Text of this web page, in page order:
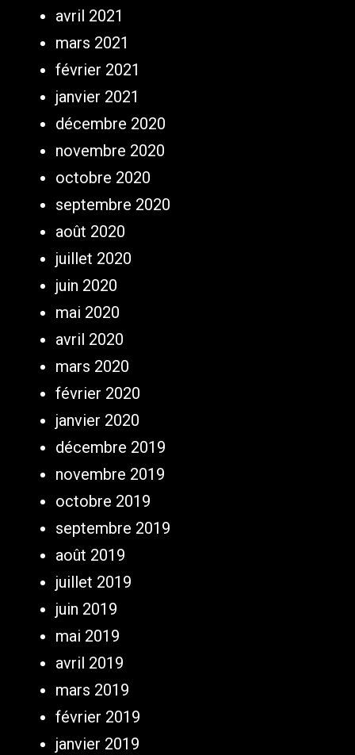
avril 2021
mars 2021
février 2021
janvier 2021
décembre 2020
novembre 2020
octobre 2020
septembre 2020
août 2020
juillet 2020
juin 2020
mai 2020
avril 2020
mars 2020
février 2020
janvier 2020
décembre 2019
novembre 2019
octobre 2019
septembre 2019
août 2019
juillet 2019
juin 2019
mai 2019
avril 2019
mars 2019
février 2019
janvier 2019